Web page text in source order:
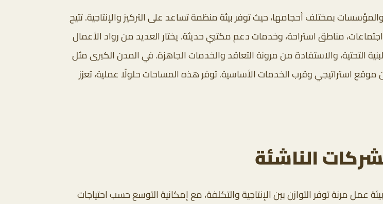
بمختلف أحجامها، حيث توفر بيئة منظمة تساعد على التركيز والإنتاجية. تتيح
مناطق استراحة، وخدمات دعم مكتبي حديثة. يختار العديد من رواد الأعمال
التحتية، والاستفادة من مرونة التعاقد والخدمات الجاهزة. في المدن الكبرى مثل
موقع استراتيجي وقرب الخدمات الأساسية. توفر هذه المساحات حلولًا عملية، تعزز
الناشئة
مرنة توفر التوازن بين الإنتاجية والتكلفة، مع إمكانية التوسع حسب احتياجات